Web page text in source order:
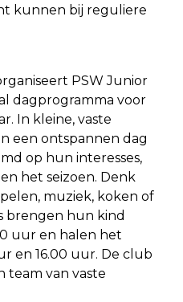
kunnen bij reguliere
PSW Junior
dagprogramma voor
In kleine, vaste
een ontspannen dag
op hun interesses,
het seizoen. Denk
muziek, koken of
brengen hun kind
uur en halen het
en 16.00 uur. De club
team van vaste